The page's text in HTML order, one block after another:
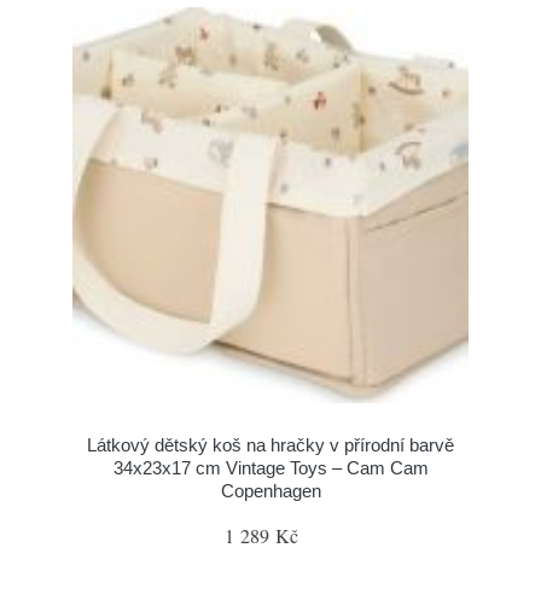
Látkový dětský koš na hračky v přírodní barvě
34x23x17 cm Vintage Toys – Cam Cam
Copenhagen
1 289 Kč